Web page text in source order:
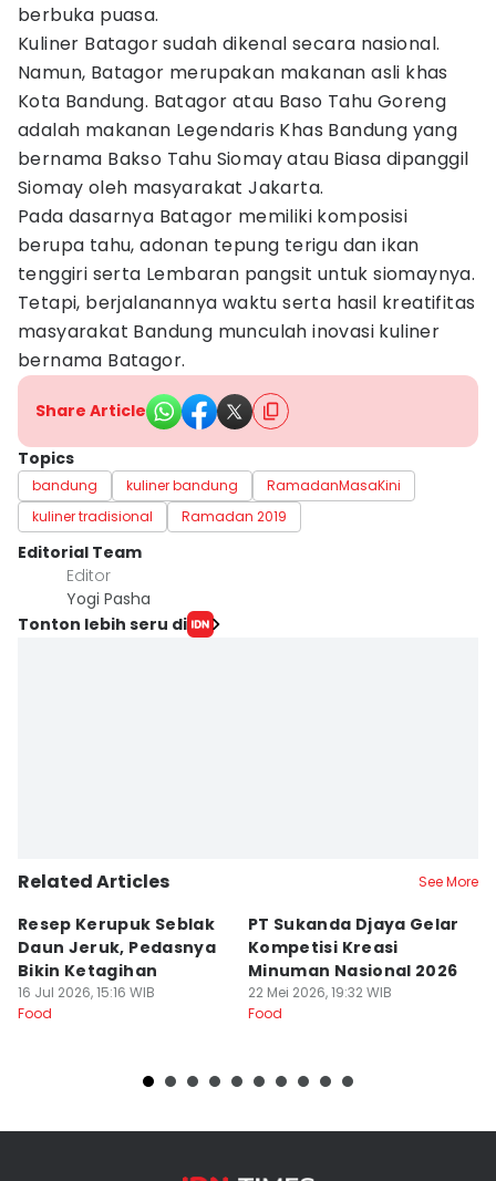
berbuka puasa.
Kuliner Batagor sudah dikenal secara nasional.
Namun, Batagor merupakan makanan asli khas
Kota Bandung. Batagor atau Baso Tahu Goreng
adalah makanan Legendaris Khas Bandung yang
bernama Bakso Tahu Siomay atau Biasa dipanggil
Siomay oleh masyarakat Jakarta.
Pada dasarnya Batagor memiliki komposisi
berupa tahu, adonan tepung terigu dan ikan
tenggiri serta Lembaran pangsit untuk siomaynya.
Tetapi, berjalanannya waktu serta hasil kreatifitas
masyarakat Bandung munculah inovasi kuliner
bernama Batagor.
Share Article
Topics
bandung kuliner bandung
RamadanMasaKini
kuliner tradisional
Ramadan 2019
Editorial Team
Editor
Yogi Pasha
Tonton lebih seru di
Related Articles See More
Resep Kerupuk Seblak
Daun Jeruk, Pedasnya
Bikin Ketagihan
16 Jul 2026, 15:16 WIB
Food
PT Sukanda Djaya Gelar
Kompetisi Kreasi
Minuman Nasional 2026
22 Mei 2026, 19:32 WIB
Food